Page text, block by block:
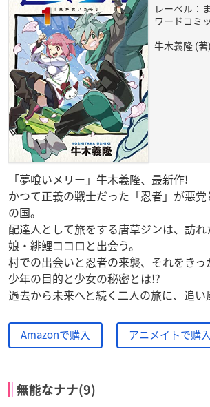
レーベル：
ワードコミ
牛木義隆 (著)
「夢喰いメリー」牛木義隆、最新作!
かつて正義の戦士だった「忍者」が悪
の国。
配達人として旅をする唐草ジンは、訪
娘・緋鯉ココロと出会う。
村での出会いと忍者の来襲、それをきっ
少年の目的と少女の秘密とは!?
過去から未来へと続く二人の旅に、追
Amazonで購入 アニメイトで購入
無能なナナ(9)